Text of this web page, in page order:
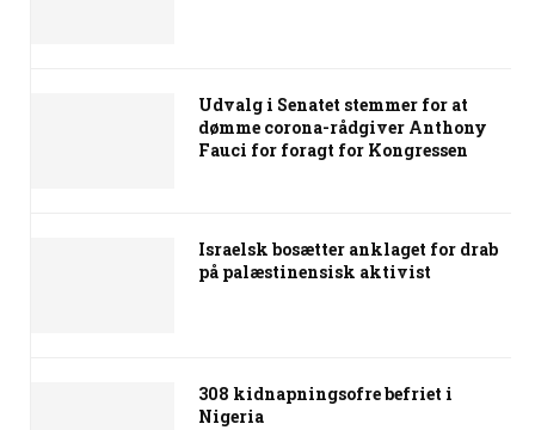
Udvalg i Senatet stemmer for at
dømme corona-rådgiver Anthony
Fauci for foragt for Kongressen
Israelsk bosætter anklaget for drab
på palæstinensisk aktivist
308 kidnapningsofre befriet i
Nigeria